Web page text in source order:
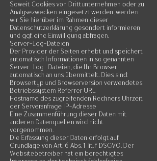
Soweit Cookies von Drittunternehmen oder zu
Analysezwecken eingesetzt werden, werden
wir Sie hierüber im Rahmen dieser
Datenschutzerklärung gesondert informieren
und ggf. eine Einwilligung abfragen.
Server-Log-Dateien
Der Provider der Seiten erhebt und speichert
automatisch Informationen in so genannten
Server-Log- Dateien, die Ihr Browser
automatisch an uns übermittelt. Dies sind:
Browsertyp und Browserversion verwendetes
Betriebssystem Referrer URL
Hostname des zugreifenden Rechners Uhrzeit
der Serveranfrage IP-Adresse
Eine Zusammenführung dieser Daten mit
anderen Datenquellen wird nicht
vorgenommen.
Die Erfassung dieser Daten erfolgt auf
Grundlage von Art. 6 Abs. 1 lit. f DSGVO. Der
Websitebetreiber hat ein berechtigtes